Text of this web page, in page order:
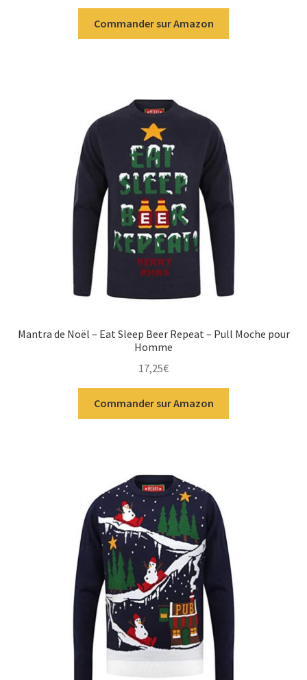
Commander sur Amazon
Mantra de Noël – Eat Sleep Beer Repeat – Pull Moche pour
Homme
17,25€
Commander sur Amazon